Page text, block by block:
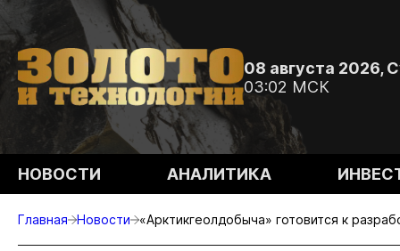
08 августа 2026,
03:02 МСК
НОВОСТИ АНАЛИТИКА
Главная Новости «Арктикгеолдобыча» готовится к